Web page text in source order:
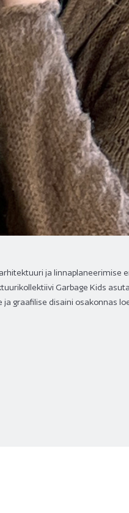
arhitektuuri ja linnaplaneerimise
Garbage Kids
graafilise disaini osakonnas